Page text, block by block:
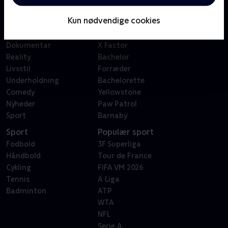
Kun nødvendige cookies
Dokumentar
Reality
Livsstil
Underholdning
Comedy
Nyheder
Sport
Badehotellet
X Factor
Bachelor
Forræder
Bachelorette
Yellowstone
Paw Patrol
Barnaby
Sport
Fodbold
Håndbold
Cykling
Tennis
Badminton
Populær sport
3F Superliga
Tour de France
FIFA VM 2026
A Liga
ATP
WTA
NFL
Serie A